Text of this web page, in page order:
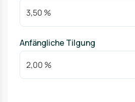
Anfängliche Tilgung